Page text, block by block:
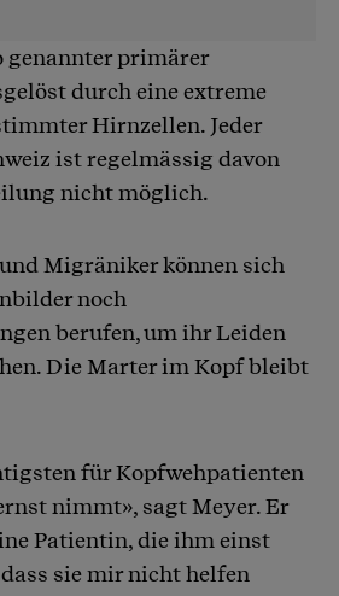
genannter primärer
durch eine extreme
Hirnzellen. Jeder
ist regelmässig davon
nicht möglich.
Migräniker können sich
noch
berufen, um ihr Leiden
Die Marter im Kopf bleibt
für Kopfwehpatienten
nimmt», sagt Meyer. Er
Patientin, die ihm einst
sie mir nicht helfen